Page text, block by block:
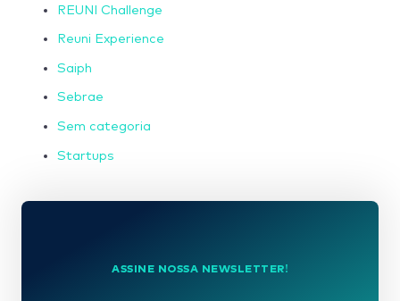
REUNI Challenge
Reuni Experience
Saiph
Sebrae
Sem categoria
Startups
ASSINE NOSSA NEWSLETTER!